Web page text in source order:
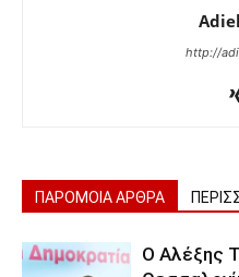
http://
ΠΑΡΟΜΟΙΑ ΑΡΘΡΑ
Ο Αλέξης